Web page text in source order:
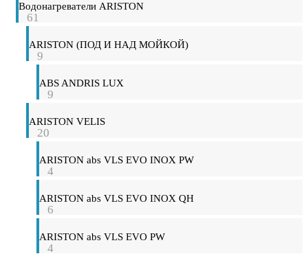
Водонагреватели ARISTON
61
ARISTON (ПОД И НАД МОЙКОЙ)
9
ABS ANDRIS LUX
9
ARISTON VELIS
20
ARISTON abs VLS EVO INOX PW
4
ARISTON abs VLS EVO INOX QH
6
ARISTON abs VLS EVO PW
4